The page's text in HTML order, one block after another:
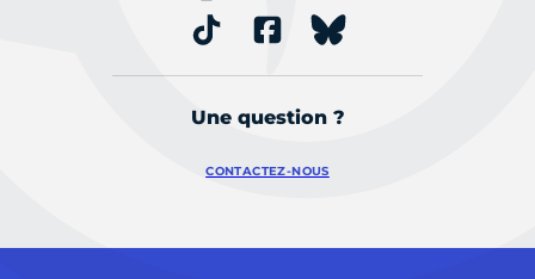
Une question ?
CONTACTEZ-NOUS